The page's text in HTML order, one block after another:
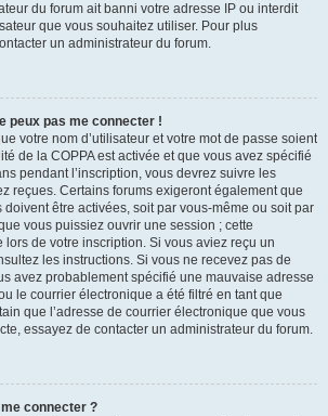
du forum ait banni votre adresse IP ou interdit
que vous souhaitez utiliser. Pour plus
un administrateur du forum.
peux pas me connecter !
votre nom d’utilisateur et votre mot de passe soient
de la COPPA est activée et que vous avez spécifié
pendant l’inscription, vous devrez suivre les
reçues. Certains forums exigeront également que
doivent être activées, soit par vous-même ou soit par
vous puissiez ouvrir une session ; cette
lors de votre inscription. Si vous aviez reçu un
les instructions. Si vous ne recevez pas de
avez probablement spécifié une mauvaise adresse
le courrier électronique a été filtré en tant que
que l’adresse de courrier électronique que vous
essayez de contacter un administrateur du forum.
connecter ?